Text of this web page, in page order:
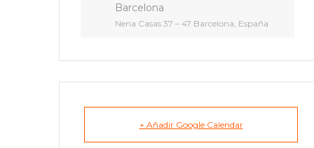
Barcelona
Nena Casas 37 – 47 Barcelona, España
+ Añadir Google Calendar